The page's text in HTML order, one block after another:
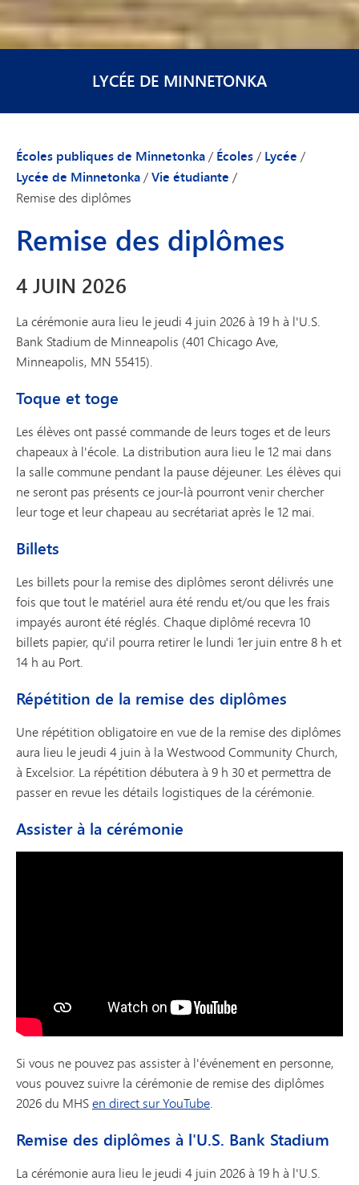
LYCÉE DE MINNETONKA
Écoles publiques de Minnetonka/ Écoles/ Lycée /
Lycée de Minnetonka/Vie étudiante /
Remise des diplômes
Remise des diplômes
4 JUIN 2026
La cérémonie aura lieu le jeudi 4 juin 2026 à 19 h à l'U.S.
Bank Stadium de Minneapolis (401 Chicago Ave,
Minneapolis, MN 55415).
Toque et toge
Les élèves ont passé commande de leurs toges et de leurs
chapeaux à l'école. La distribution aura lieu le 12 mai dans
la salle commune pendant la pause déjeuner. Les élèves qui
ne seront pas présents ce jour-là pourront venir chercher
leur toge et leur chapeau au secrétariat après le 12 mai.
Billets
Les billets pour la remise des diplômes seront délivrés une
fois que tout le matériel aura été rendu et/ou que les frais
impayés auront été réglés. Chaque diplômé recevra 10
billets papier, qu'il pourra retirer le lundi 1er juin entre 8 h et
14 h au Port.
Répétition de la remise des diplômes
Une répétition obligatoire en vue de la remise des diplômes
aura lieu le jeudi 4 juin à la Westwood Community Church,
à Excelsior. La répétition débutera à 9 h 30 et permettra de
passer en revue les détails logistiques de la cérémonie.
Assister à la cérémonie
Si vous ne pouvez pas assister à l'événement en personne,
vous pouvez suivre la cérémonie de remise des diplômes
2026 du MHSen direct sur YouTube.
Remise des diplômes à l'U.S. Bank Stadium
La cérémonie aura lieu le jeudi 4 juin 2026 à 19 h à l'U.S.